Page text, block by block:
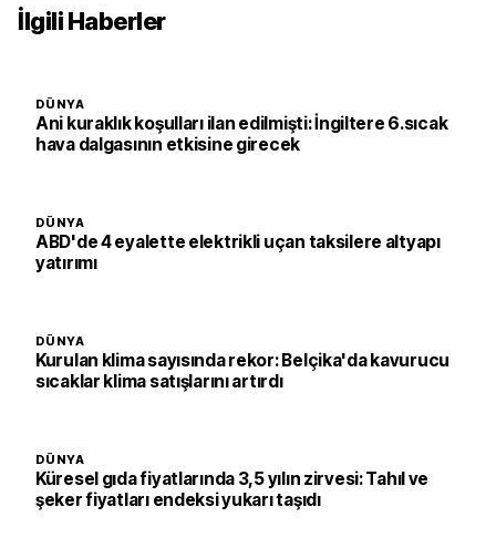
İlgili Haberler
DÜNYA
Ani kuraklık koşulları ilan edilmişti: İngiltere 6.sıcak
hava dalgasının etkisine girecek
DÜNYA
ABD'de 4 eyalette elektrikli uçan taksilere altyapı
yatırımı
DÜNYA
Kurulan klima sayısında rekor: Belçika'da kavurucu
sıcaklar klima satışlarını artırdı
DÜNYA
Küresel gıda fiyatlarında 3,5 yılın zirvesi: Tahıl ve
şeker fiyatları endeksi yukarı taşıdı